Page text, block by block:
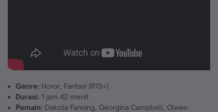
Genre: Horor, Fantasi (R13+)
Durasi: 1 jam 42 menit
Pemain: Dakota Fanning, Georgina Campbell, Olwen